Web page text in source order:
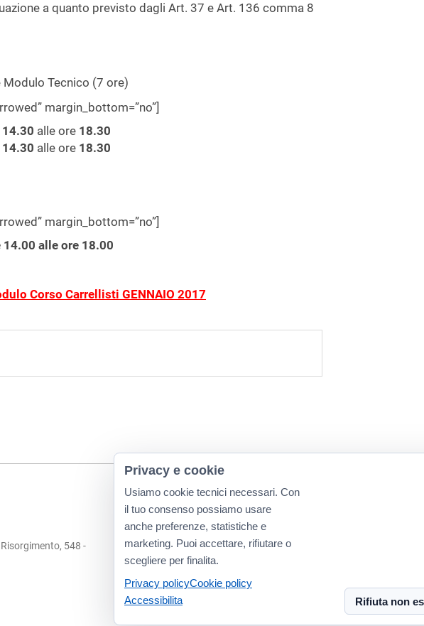
a quanto previsto dagli Art. 37 e Art. 136 comma 8
Tecnico (7 ore)
margin_bottom=”no”]
14.30 alle ore 18.30
14.30 alle ore 18.30
margin_bottom=”no”]
14.00 alle ore 18.00
Corso Carrellisti GENNAIO 2017
548 -
Privacy e cookie
Usiamo cookie tecnici necessari. Con
il tuo consenso possiamo usare
anche preferenze, statistiche e
marketing. Puoi accettare, rifiutare o
scegliere per finalita.
Privacy policyCookie policy
Accessibilita
Rifiuta non